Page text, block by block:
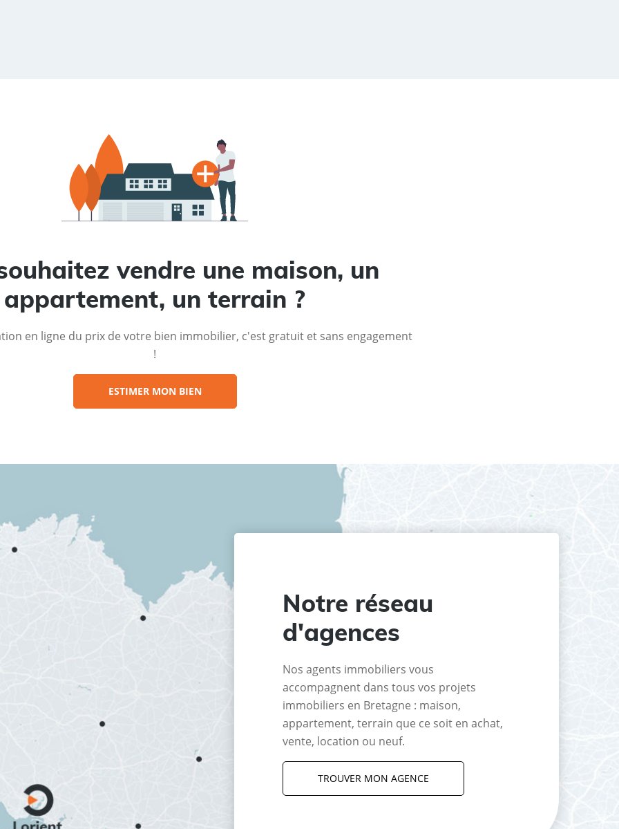
vendre une maison, un
appartement, un terrain ?
en ligne du prix de votre bien immobilier, c'est gratuit et sans engagement
!
ESTIMER MON BIEN
Notre réseau
d'agences
Nos agents immobiliers vous
accompagnent dans tous vos projets
immobiliers en Bretagne : maison,
appartement, terrain que ce soit en achat,
vente, location ou neuf.
TROUVER MON AGENCE